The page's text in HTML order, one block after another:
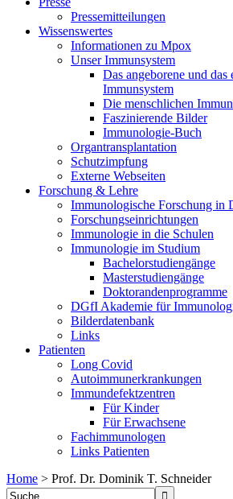
Pressemitteilungen
Wissenswertes
Informationen zu Mpox
Unser Immunsystem
Das angeborene und das
Immunsystem
Die menschlichen
Faszinierende Bilder
Immunologie-Buch
Organtransplantation
Schutzimpfung
Externe Webseiten
Forschung & Lehre
Immunologische Forschung in
Forschungseinrichtungen
Immunologie in die Schulen
Immunologie im Studium
Bachelorstudiengänge
Masterstudiengänge
Doktorandenprogramme
DGfI Akademie für
Bilderdatenbank
Links
Patienten
Long Covid
Autoimmunerkrankungen
Immundefektzentren
Für Kinder
Für Erwachsene
Fachimmunologen
Links Patienten
Home > Prof. Dr. Dominik T. Schneider